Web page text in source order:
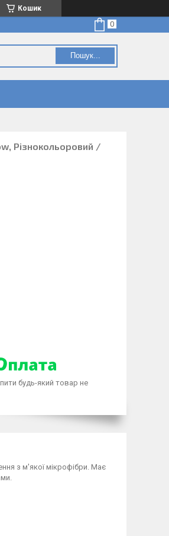
Кошик
Пошук...
Різнокольоровий /
будь-який товар не
з м'якої мікрофібри. Має